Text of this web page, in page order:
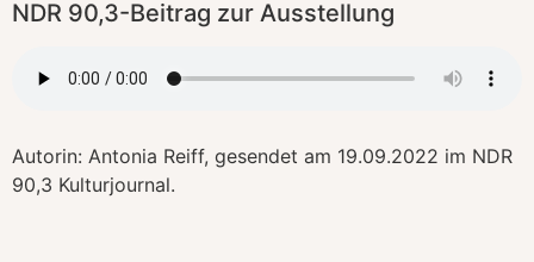
NDR 90,3-Beitrag zur Ausstellung
Autorin: Antonia Reiff, gesendet am 19.09.2022 im NDR
90,3 Kulturjournal.